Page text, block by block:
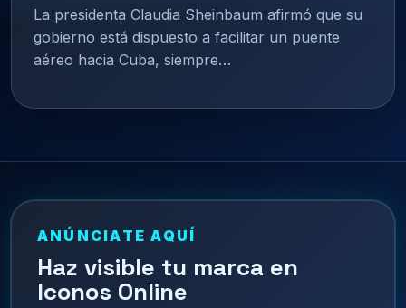
La presidenta Claudia Sheinbaum afirmó que su
gobierno está dispuesto a facilitar un puente
aéreo hacia Cuba, siempre…
ANÚNCIATE AQUÍ
Haz visible tu marca en
Iconos Online